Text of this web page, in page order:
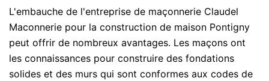
L'embauche de l'entreprise de maçonnerie Claudel
Maconnerie pour la construction de maison Pontigny
peut offrir de nombreux avantages. Les maçons ont
les connaissances pour construire des fondations
solides et des murs qui sont conformes aux codes de